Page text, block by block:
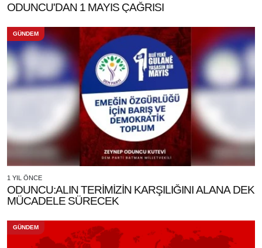
ODUNCU'DAN 1 MAYIS ÇAĞRISI
GÜNDEM
1 YIL ÖNCE
ODUNCU:ALIN TERİMİZİN KARŞILIĞINI ALANA DEK
MÜCADELE SÜRECEK
GÜNDEM